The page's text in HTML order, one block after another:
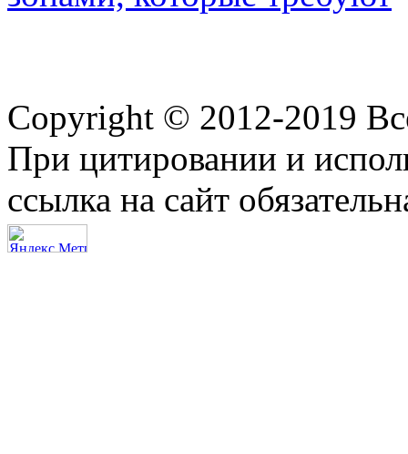
Copyright © 2012-2019
При цитировании и
ссылка на сайт